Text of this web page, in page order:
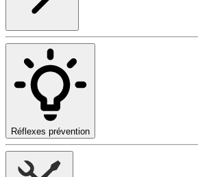
Réflexes prévention